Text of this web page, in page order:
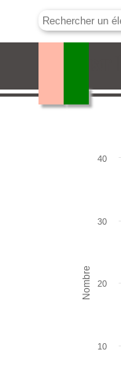
Nombre
10
20
30
40